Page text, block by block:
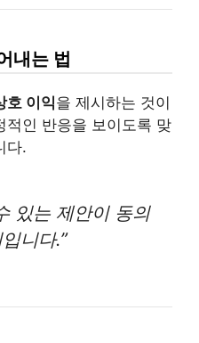
내는 법
호 이익을 제시하는 것이
적인 반응을 보이도록 맞
다.
있는 제안이 동의
니다.”